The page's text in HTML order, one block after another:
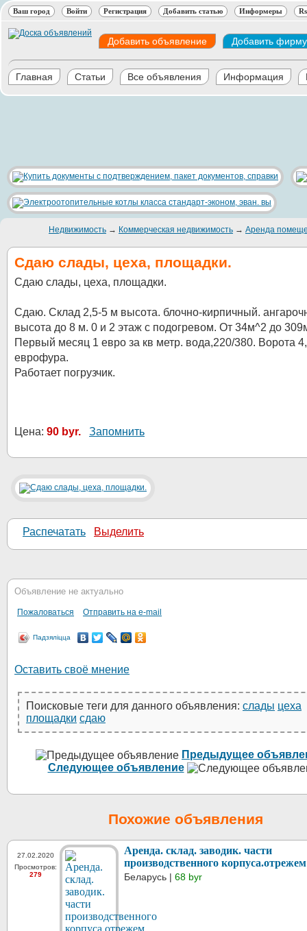
Ваш город Войти Регистрация Добавить статью Информеры
Добавить объявление Добавить фирму
Главная Статьи Все объявления Информация
Недвижимость → Коммерческая недвижимость → Аренда
Сдаю слады, цеха, площадки.
Сдаю слады, цеха, площадки.
Сдаю. Склад 2,5-5 м высота. блочно-кирпичный.
высота до 8 м. 0 и 2 этаж с подогревом. От 34м^2 до
Первый месяц 1 евро за кв метр. вода,220/380. Ворота
еврофура.
Работает погрузчик.
Цена: 90 byr. Запомнить
Распечатать Выделить
Объявление не актуально
Пожаловаться Отправить на e-mail
Падзяліцца
Оставить своё мнение
Поисковые теги для данного объявления: слады цеха
площадки сдаю
Предыдущее
Следующее объявление
Похожие объявления
27.02.2020
Просмотров:
279
Аренда. склад. заводик. части
производственного корпуса.отрежем
Беларусь | 68 byr